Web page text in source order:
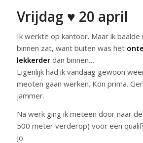
Vrijdag ♥ 20 april
Ik werkte op kantoor. Maar ik baalde
binnen zat, want buiten was het
lekkerderdan binnen…
Eigenlijk had ik vandaag gewoon
meoten gaan werken. Kon prima.
jammer.
Na werk ging ik meteen door naar
500 meter verderop) voor een
Jo.